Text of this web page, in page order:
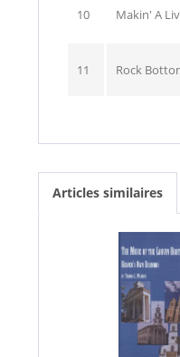
10 Makin' A
11 Rock
Articles similaires